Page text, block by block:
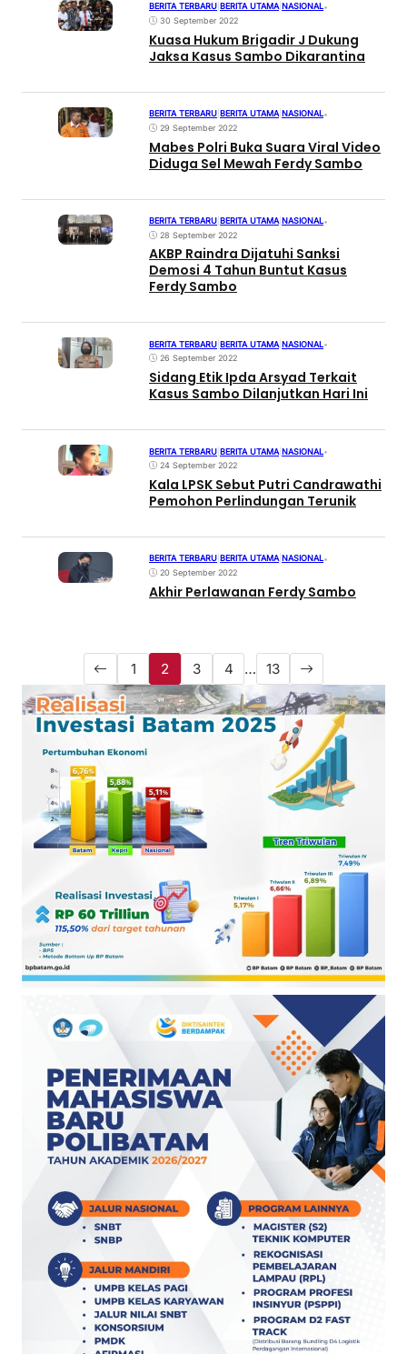
BERITA TERBARU BERITA UTAMA| NASIONAL•
30 September 2022
Kuasa Hukum Brigadir J Dukung
Jaksa Kasus Sambo Dikarantina
BERITA TERBARU BERITA UTAMA|NASIONAL•
29 September 2022
Mabes Polri Buka Suara Viral Video
Diduga Sel Mewah Ferdy Sambo
BERITA TERBARU BERITA UTAMA NASIONAL•
28 September 2022
AKBP Raindra Dijatuhi Sanksi
Demosi 4 Tahun Buntut Kasus
Ferdy Sambo
BERITA TERBARU BERITA UTAMA NASIONAL•
26 September 2022
Sidang Etik Ipda Arsyad Terkait
Kasus Sambo Dilanjutkan Hari Ini
BERITA TERBARU BERITA UTAMA NASIONAL•
24 September 2022
Kala LPSK Sebut Putri Candrawathi
Pemohon Perlindungan Terunik
BERITA TERBARU BERITA UTAMA| NASIONAL•
20 September 2022
Akhir Perlawanan Ferdy Sambo
1 2 3 4 … 13